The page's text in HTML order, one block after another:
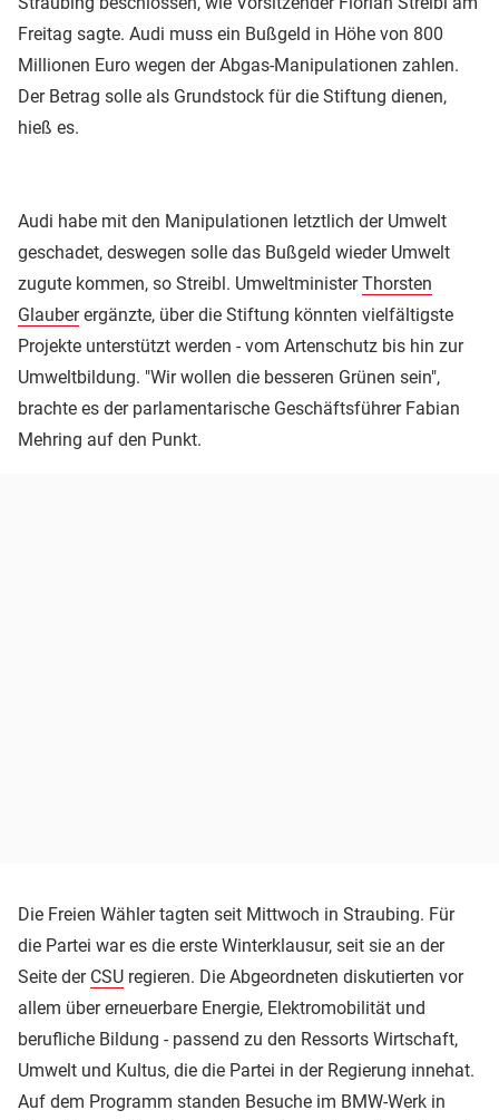
Freitag sagte. Audi muss ein Bußgeld in Höhe von 800
Millionen Euro wegen der Abgas-Manipulationen zahlen.
Der Betrag solle als Grundstock für die Stiftung dienen,
hieß es.
Audi habe mit den Manipulationen letztlich der Umwelt
geschadet, deswegen solle das Bußgeld wieder Umwelt
zugute kommen, so Streibl. UmweltministerThorsten
Glauberergänzte, über die Stiftung könnten vielfältigste
Projekte unterstützt werden - vom Artenschutz bis hin zur
Umweltbildung. "Wir wollen die besseren Grünen sein",
brachte es der parlamentarische Geschäftsführer Fabian
Mehring auf den Punkt.
Die Freien Wähler tagten seit Mittwoch in Straubing. Für
die Partei war es die erste Winterklausur, seit sie an der
Seite der CSU regieren. Die Abgeordneten diskutierten vor
allem über erneuerbare Energie, Elektromobilität und
berufliche Bildung - passend zu den Ressorts Wirtschaft,
Umwelt und Kultus, die die Partei in der Regierung innehat.
Auf dem Programm standen Besuche im BMW-Werk in